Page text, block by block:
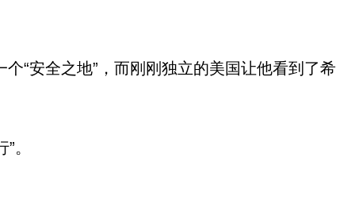
“安全之地”，而刚刚独立的美国让他看到了希
。